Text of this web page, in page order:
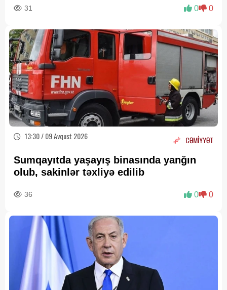
31 0 0
13:30 / 09 Avqust 2026 CƏMİYYƏT
Sumqayıtda yaşayış binasında yanğın
olub, sakinlər təxliyə edilib
36 0 0